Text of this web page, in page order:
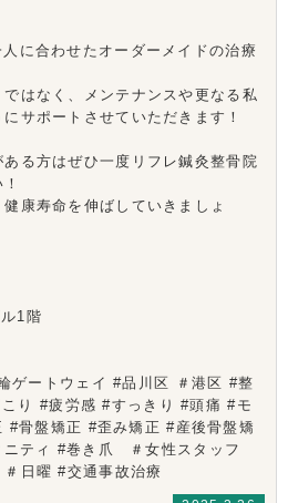
に合わせたオーダーメイドの治療
ではなく、メンテナンスや更なる私
サポートさせていただきます！
る方はぜひ一度リフレ鍼灸整骨院
康寿命を伸ばしていきましょ
1階
ゲートウェイ #品川区 ＃港区 #整
り #疲労感 #すっきり #頭痛 #モ
#骨盤矯正 #歪み矯正 #産後骨盤矯
ティ #巻き爪 ＃女性スタッフ
日曜 #交通事故治療